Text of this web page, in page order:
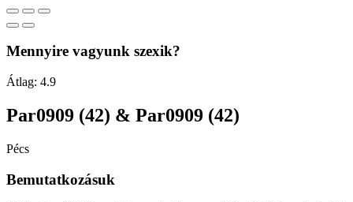
Mennyire vagyunk szexik?
Átlag: 4.9
Par0909 (42) & Par0909 (42)
Pécs
Bemutatkozásuk